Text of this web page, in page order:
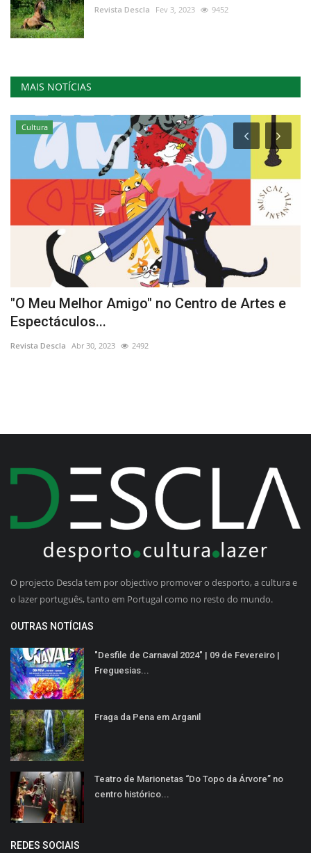
Revista Descla Fev 3, 2023 9452
MAIS NOTÍCIAS
Cultura
"O Meu Melhor Amigo" no Centro de Artes e
Espectáculos...
Revista Descla Abr 30, 2023 2492
O projecto Descla tem por objectivo promover o desporto, a cultura e
o lazer português, tanto em Portugal como no resto do mundo.
OUTRAS NOTÍCIAS
"Desfile de Carnaval 2024" | 09 de Fevereiro |
Freguesias...
Fraga da Pena em Arganil
Teatro de Marionetas “Do Topo da Árvore” no
centro histórico...
REDES SOCIAIS